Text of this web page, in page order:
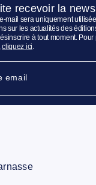
recevoir la
mail sera uniquement
sur les actualités des
à tout moment. Pour
cliquez ici.
email